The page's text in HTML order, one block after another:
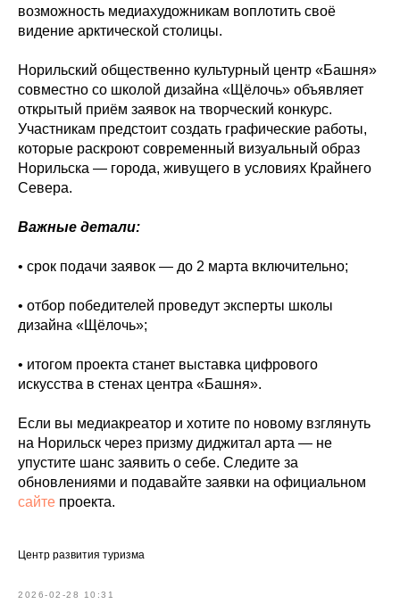
возможность медиахудожникам воплотить своё
видение арктической столицы.
Норильский общественно культурный центр «Башня»
совместно со школой дизайна «Щёлочь» объявляет
открытый приём заявок на творческий конкурс.
Участникам предстоит создать графические работы,
которые раскроют современный визуальный образ
Норильска — города, живущего в условиях Крайнего
Севера.
Важные детали:
• срок подачи заявок — до 2 марта включительно;
• отбор победителей проведут эксперты школы
дизайна «Щёлочь»;
• итогом проекта станет выставка цифрового
искусства в стенах центра «Башня».
Если вы медиакреатор и хотите по новому взглянуть
на Норильск через призму диджитал арта — не
упустите шанс заявить о себе. Следите за
обновлениями и подавайте заявки на официальном
сайте проекта.
Центр развития туризма
2026-02-28 10:31